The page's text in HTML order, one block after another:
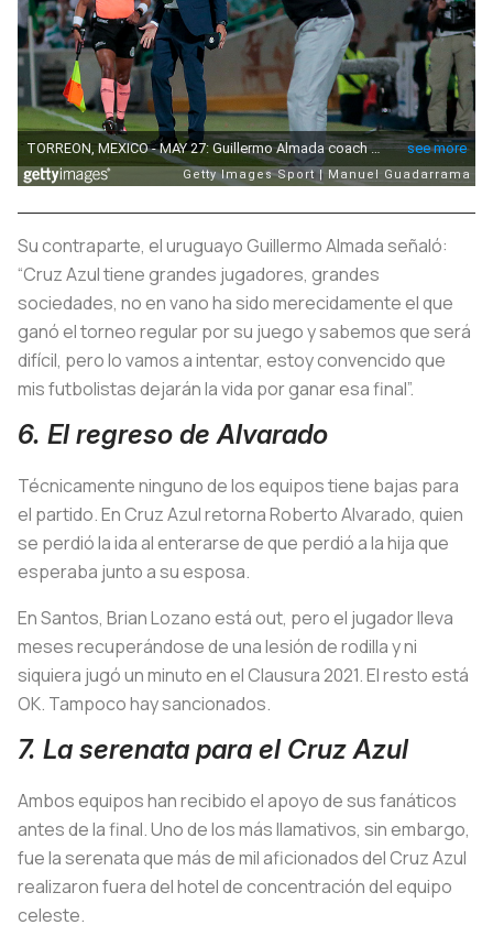
Su contraparte, el uruguayo Guillermo Almada señaló:
“Cruz Azul tiene grandes jugadores, grandes
sociedades, no en vano ha sido merecidamente el que
ganó el torneo regular por su juego y sabemos que será
difícil, pero lo vamos a intentar, estoy convencido que
mis futbolistas dejarán la vida por ganar esa final”.
6. El regreso de Alvarado
Técnicamente ninguno de los equipos tiene bajas para
el partido. En Cruz Azul retorna Roberto Alvarado, quien
se perdió la ida al enterarse de que perdió a la hija que
esperaba junto a su esposa.
En Santos, Brian Lozano está out, pero el jugador lleva
meses recuperándose de una lesión de rodilla y ni
siquiera jugó un minuto en el Clausura 2021. El resto está
OK. Tampoco hay sancionados.
7. La serenata para el Cruz Azul
Ambos equipos han recibido el apoyo de sus fanáticos
antes de la final. Uno de los más llamativos, sin embargo,
fue la serenata que más de mil aficionados del Cruz Azul
realizaron fuera del hotel de concentración del equipo
celeste.